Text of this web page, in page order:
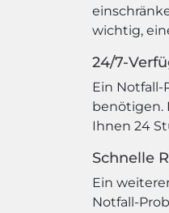
wichtig,
24/7-
Ein
benötigen.
Ihnen 24
Schnelle
Ein
Notfall-